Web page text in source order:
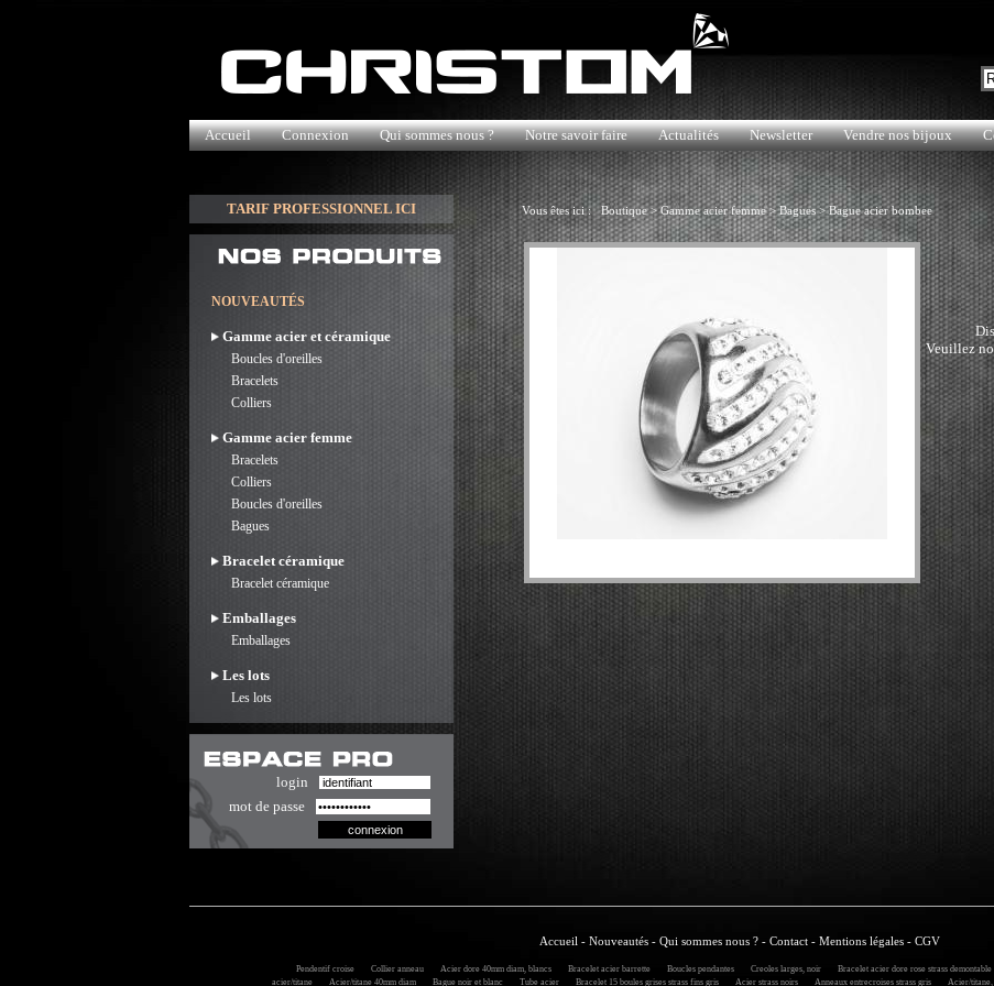
Accueil Connexion Qui sommes nous ? Notre savoir faire Actualités Newsletter Vendre nos bijoux
TARIF PROFESSIONNEL ICI
NOUVEAUTÉS
Gamme acier et céramique
Boucles d'oreilles
Bracelets
Colliers
Gamme acier femme
Bracelets
Colliers
Boucles d'oreilles
Bagues
Bracelet céramique
Bracelet céramique
Emballages
Emballages
Les lots
Les lots
login
mot de passe
Vous êtes ici :Boutique>Gamme acier femme>Bagues>Bague acier bombee
Veuillez
Accueil - Nouveautés - Qui sommes nous ? - Contact - Mentions légales - CGV
Pendentif croise Collier anneau Acier dore 40mm diam, blancs Bracelet acier barrette Boucles pendantes Creoles larges, noir Bracelet acier dore rose strass demontable
acier/titane
Acier/titane 40mm diam Bague noir et blanc Tube acier Bracelet 15 boules grises strass fins gris Acier strass noirs Anneaux entrecroises strass gris Acier/titane,